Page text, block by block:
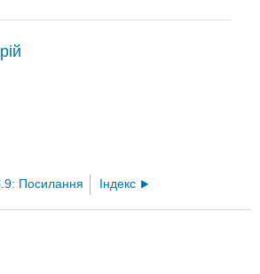
Посилання Індекс